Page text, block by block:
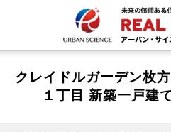
クレイドルガーデン枚
１丁目 新築一戸建